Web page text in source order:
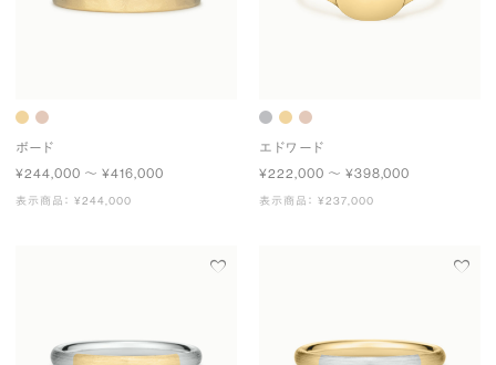
ボード
¥244,000 〜 ¥416,000
表示商品： ¥244,000
エドワード
¥222,000 〜 ¥398,000
表示商品： ¥237,000